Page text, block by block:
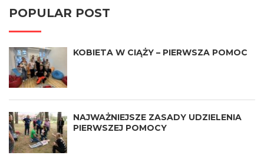
POPULAR POST
KOBIETA W CIĄŻY – PIERWSZA POMOC
NAJWAŻNIEJSZE ZASADY UDZIELENIA
PIERWSZEJ POMOCY